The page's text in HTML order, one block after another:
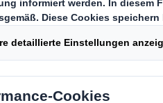
Büros, Copy-
nutzen sie: die
RENZ. Seit April
hochwertiges